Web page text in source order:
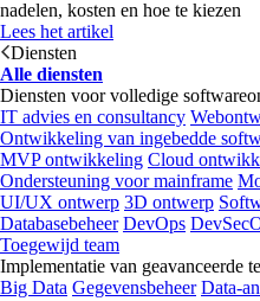
nadelen, kosten en hoe te kiezen
Lees het artikel
Diensten
Alle diensten
Diensten voor volledige
IT advies en consultancy
Ontwikkeling van ingebedde
MVP ontwikkeling Cloud
Ondersteuning voor mainframe
UI/UX ontwerp 3D ontwerp
Databasebeheer DevOps
Toegewijd team
Implementatie van geavanceerde
Big Data Gegevensbeheer Data-